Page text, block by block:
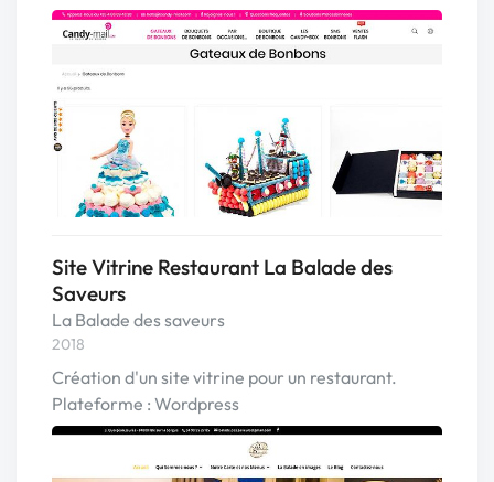
Site Vitrine Restaurant La Balade des
Saveurs
La Balade des saveurs
2018
Création d'un site vitrine pour un restaurant.
Plateforme : Wordpress